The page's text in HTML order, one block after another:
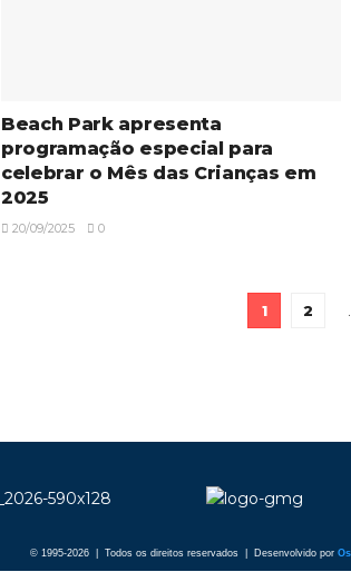
Beach Park apresenta
programação especial para
celebrar o Mês das Crianças em
2025
20/09/2025 0
1 2
© 1995-2026 | Todos os direitos reservados | Desenvolvido por